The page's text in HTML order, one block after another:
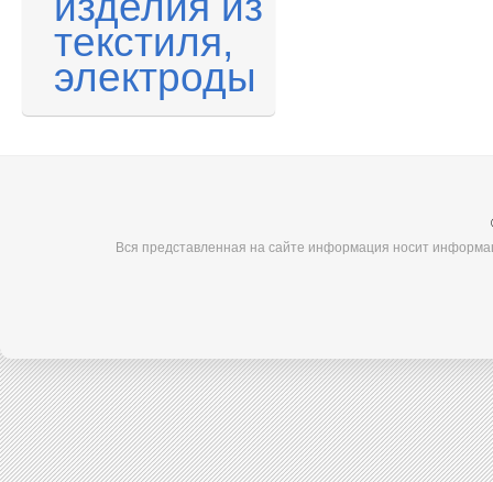
текстиля,
электроды
Вся представленная на сайте информация носит